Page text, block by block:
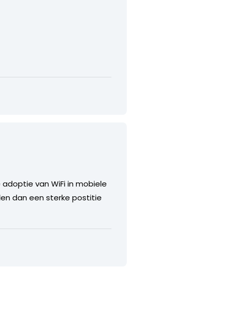
van WiFi in mobiele
dan een sterke postitie